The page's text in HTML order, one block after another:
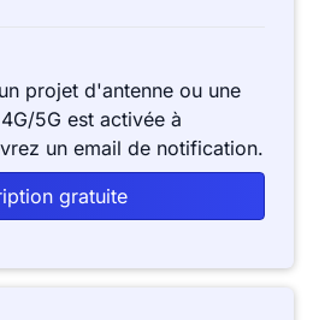
projet d'antenne ou une
5G est activée à
un email de notification.
gratuite